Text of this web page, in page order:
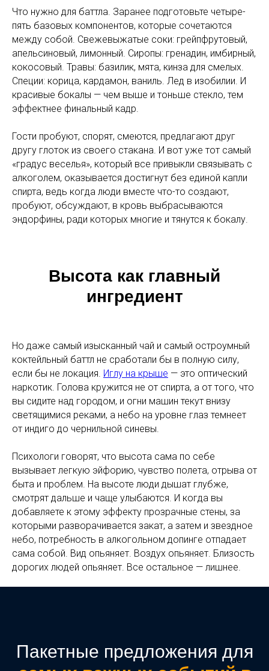
Что нужно для баттла. Заранее подготовьте четыре-
пять базовых компонентов, которые сочетаются
между собой. Свежевыжатые соки: грейпфрутовый,
апельсиновый, лимонный. Сиропы: гренадин, имбирный,
кокосовый. Травы: базилик, мята, кинза для смелых.
Специи: корица, кардамон, ваниль. Лед в изобилии. И
красивые бокалы — чем выше и тоньше стекло, тем
эффектнее финальный кадр.
Гости пробуют, спорят, смеются, предлагают друг
другу глоток из своего стакана. И вот уже тот самый
«градус веселья», который все привыкли связывать с
алкоголем, оказывается достигнут без единой капли
спирта, ведь когда люди вместе что-то создают,
пробуют, обсуждают, в кровь выбрасываются
эндорфины, ради которых многие и тянутся к бокалу.
Высота как главный
ингредиент
Но даже самый изысканный чай и самый остроумный
коктейльный баттл не сработали бы в полную силу,
если бы не локация. Иглу на крыше — это оптический
наркотик. Голова кружится не от спирта, а от того, что
вы сидите над городом, и огни машин текут внизу
светящимися реками, а небо на уровне глаз темнеет
от индиго до чернильной синевы.
Психологи говорят, что высота сама по себе
вызывает легкую эйфорию, чувство полета, отрыва от
быта и проблем. На высоте люди дышат глубже,
смотрят дальше и чаще улыбаются. И когда вы
добавляете к этому эффекту прозрачные стены, за
которыми разворачивается закат, а затем и звездное
небо, потребность в алкогольном допинге отпадает
сама собой. Вид опьяняет. Воздух опьяняет. Близость
дорогих людей опьяняет. Все остальное — лишнее.
Пакетные предложения для